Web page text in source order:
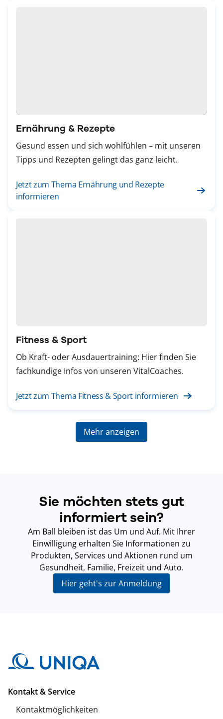
Ernährung & Rezepte
Gesund essen und sich wohlfühlen – mit unseren
Tipps und Rezepten gelingt das ganz leicht.
Jetzt zum Thema Ernährung und Rezepte
informieren
Fitness & Sport
Ob Kraft- oder Ausdauertraining: Hier finden Sie
fachkundige Infos von unseren VitalCoaches.
Jetzt zum Thema Fitness & Sport informieren
Mehr anzeigen
Sie möchten stets gut
informiert sein?
Am Ball bleiben ist das Um und Auf. Mit Ihrer
Einwilligung erhalten Sie Informationen zu
Produkten, Services und Aktionen rund um
Gesundheit, Familie, Freizeit und Auto.
Hier geht's zur Anmeldung
Kontakt & Service
Kontaktmöglichkeiten